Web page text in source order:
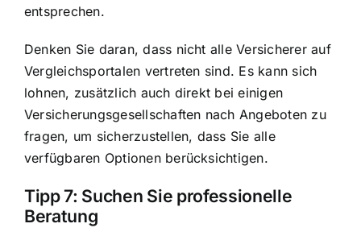
entsprechen.
Denken Sie daran, dass nicht alle Versicherer auf
Vergleichsportalen vertreten sind. Es kann sich
lohnen, zusätzlich auch direkt bei einigen
Versicherungsgesellschaften nach Angeboten zu
fragen, um sicherzustellen, dass Sie alle
verfügbaren Optionen berücksichtigen.
Tipp 7: Suchen Sie professionelle
Beratung